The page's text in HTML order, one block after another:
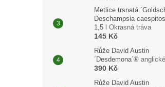
Metlice trsnatá
Deschampsia
1,5 l Okrasná tráva
145 Kč
Růže David Austin
´Desdemona´®
390 Kč
Růže David Austin